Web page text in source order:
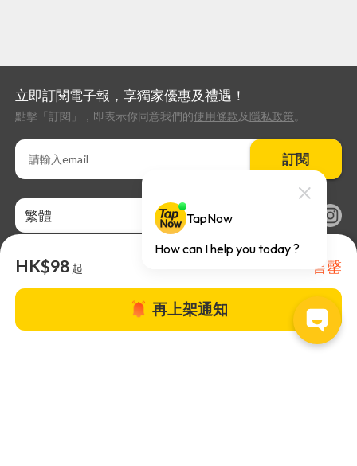
HK$98 起 售罄
再上架通知
立即訂閱電子報，享獨家優惠及禮遇！
點擊「訂閱」，即表示你同意我們的使用條款及 隱私政策。
訂閱
繁體
關於TapNow |TapNow Blog |加入成為合作夥伴|網站條款 |幫助